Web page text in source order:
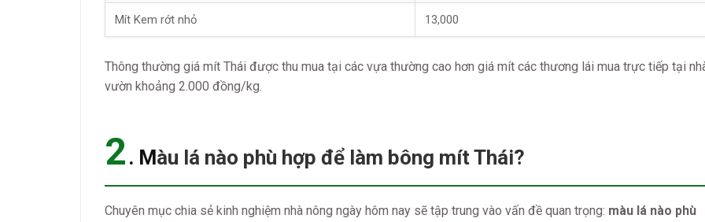
Mít Kem rớt nhỏ 13,000
Thông thường giá mít Thái được thu mua tại các vựa thường cao hơn giá mít các thương lái mua trực tiếp tại
vườn khoảng 2.000 đồng/kg.
2 . Màu lá nào phù hợp để làm bông mít Thái?
Chuyên mục chia sẻ kinh nghiệm nhà nông ngày hôm nay sẽ tập trung vào vấn đề quan trọng: màu lá nào phù